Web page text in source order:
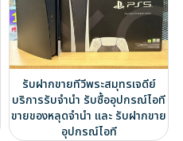
รับฝากขายทีวีพระสมุทรเจดีย์
บริการรับจำนำ รับซื้ออุปกรณ์ไอที
ขายของหลุดจำนำ และ รับฝากขาย
อุปกรณ์ไอที